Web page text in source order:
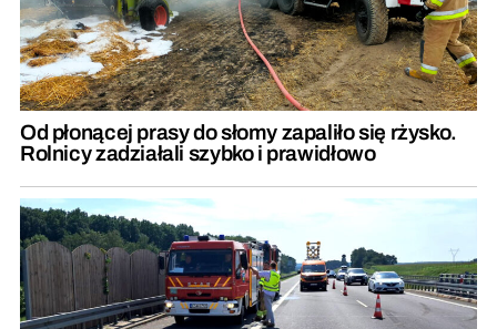
Od płonącej prasy do słomy zapaliło się rżysko.
Rolnicy zadziałali szybko i prawidłowo